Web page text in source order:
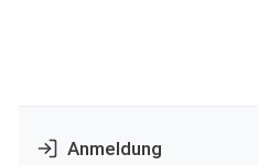
Anmeldung